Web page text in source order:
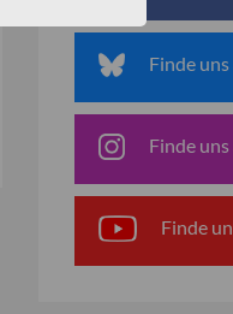
Finde
Finde
Finde